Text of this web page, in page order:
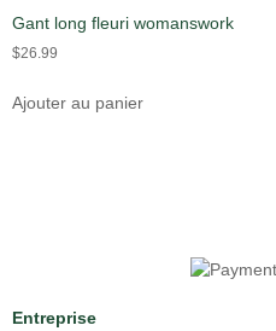
Gant long fleuri womanswork
$26.99
Ajouter au panier
Entreprise